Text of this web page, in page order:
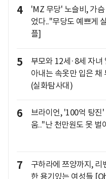
4
'MZ 무당' 노슬비, 가
었다.."무당도 예쁘게
플]
5
부모와 12세·8세 자녀
아내는 속옷만 입은
(실화탐사대)
6
브라이언, '100억 탕진'
움.."난 천만원도 못 벌
7
구하라에 쯔양까지, 리
한 용기있는 여성들